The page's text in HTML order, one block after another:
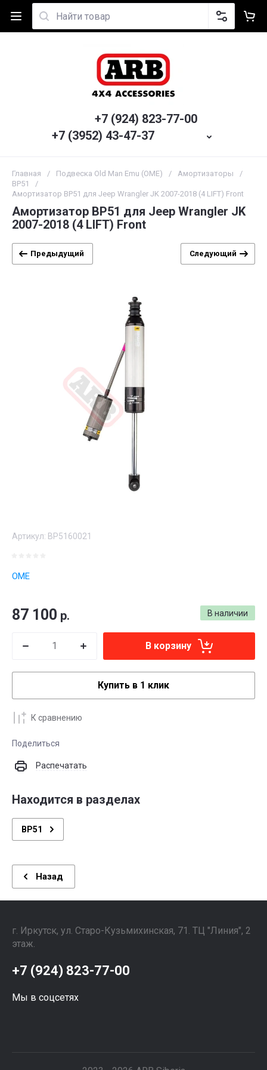
+7 (924) 823-77-00
+7 (3952) 43-47-37
Главная / Подвеска Old Man Emu (OME) / Амортизаторы
/
BP51
/
Амортизатор BP51 для Jeep Wrangler JK 2007-2018 (4 LIFT) Front
Амортизатор BP51 для Jeep Wrangler JK
2007-2018 (4 LIFT) Front
Предыдущий Следующий
Артикул: BP5160021
OME
В наличии
87 100 р.
В корзину
Купить в 1 клик
К сравнению
Поделиться
Распечатать
Находится в разделах
BP51
Назад
г. Иркутск, ул. ​Старо-Кузьмихинская, 71. ТЦ "Линия", 2
этаж. ⠀⠀⠀⠀⠀⠀⠀⠀⠀⠀
+7 (924) 823-77-00
Мы в соцсетях